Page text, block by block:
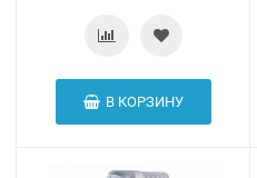
В КОРЗИНУ